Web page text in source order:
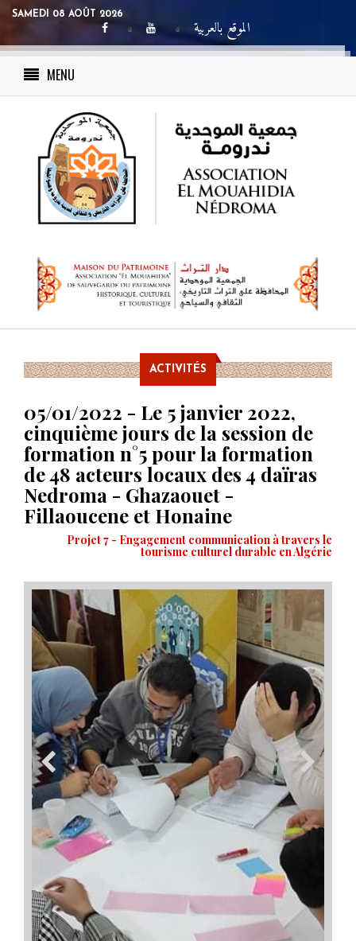
SAMEDI 08 AOÛT 2026
الموقع بالعربية
MENU
ACTIVITÉS
05/01/2022 - Le 5 janvier 2022,
cinquième jours de la session de
formation n°5 pour la formation
de 48 acteurs locaux des 4 daïras
Nedroma - Ghazaouet -
Fillaoucene et Honaine
Projet 7 - Engagement communication à travers le
tourisme culturel durable en Algérie